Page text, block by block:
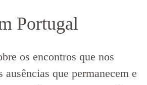
Portugal
os encontros que nos
ausências que permanecem e